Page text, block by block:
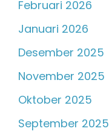
Februari 2026
Januari 2026
Desember 2025
November 2025
Oktober 2025
September 2025